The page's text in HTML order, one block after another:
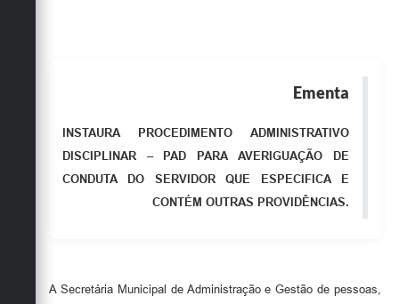
Galeria de Fotos
Galeria de Vídeos
Ementa
INSTAURA PROCEDIMENTO ADMINISTRATIVO
DISCIPLINAR – PAD PARA AVERIGUAÇÃO DE
CONDUTA DO SERVIDOR QUE ESPECIFICA E
CONTÉM OUTRAS PROVIDÊNCIAS.
A Secretária Municipal de Administração e Gestão de pessoas,